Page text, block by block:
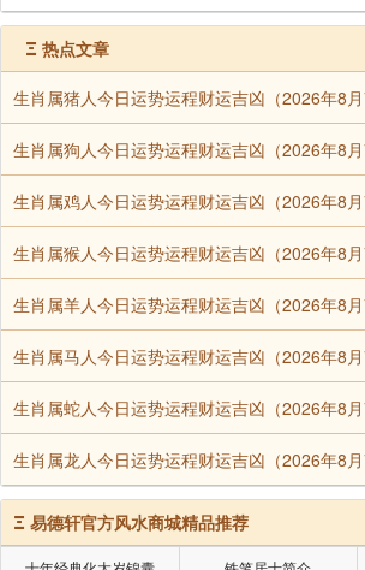
Ξ 热点文章
生肖属猪人今日运势运程财运吉凶（2026年8
生肖属狗人今日运势运程财运吉凶（2026年8
生肖属鸡人今日运势运程财运吉凶（2026年8
生肖属猴人今日运势运程财运吉凶（2026年8
生肖属羊人今日运势运程财运吉凶（2026年8
生肖属马人今日运势运程财运吉凶（2026年8
生肖属蛇人今日运势运程财运吉凶（2026年8
生肖属龙人今日运势运程财运吉凶（2026年8
Ξ 易德轩官方风水商城精品推荐